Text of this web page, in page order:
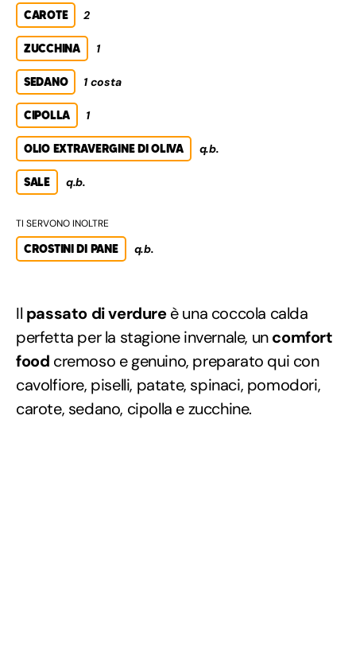
CAROTE 2
ZUCCHINA 1
SEDANO 1 costa
CIPOLLA 1
OLIO EXTRAVERGINE DI OLIVA q.b.
SALE q.b.
TI SERVONO INOLTRE
CROSTINI DI PANE q.b.
Il passato di verdureè una coccola calda
perfetta per la stagione invernale, uncomfort
food cremoso e genuino, preparato qui con
cavolfiore, piselli, patate, spinaci, pomodori,
carote, sedano, cipolla e zucchine.